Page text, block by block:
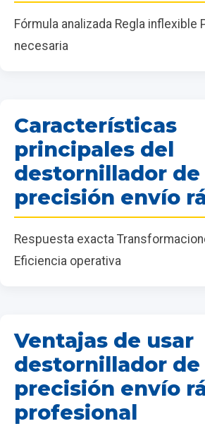
Fórmula analizada Regla inflexible
necesaria
Características
principales del
destornillador de
precisión envío
Respuesta exacta
Eficiencia operativa
Ventajas de usar
destornillador de
precisión envío
profesional